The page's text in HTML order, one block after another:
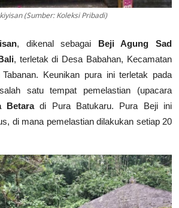
(Sumber: Koleksi Pribadi)
, dikenal sebagai Beji Agung Sad
, terletak di Desa Babahan, Kecamatan
Tabanan. Keunikan pura ini terletak pada
satu tempat pemelastian (upacara
Betaradi Pura Batukaru. Pura Beji ini
di mana pemelastian dilakukan setiap 20